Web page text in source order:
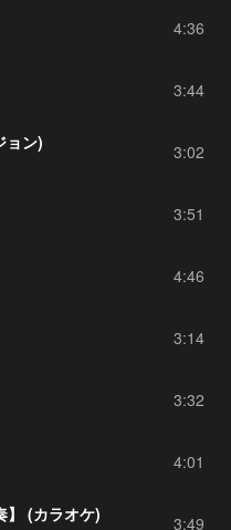
4:36
3:44
ョン) 3:02
3:51
4:46
3:14
3:32
4:01
】 (カラオケ) 3:49